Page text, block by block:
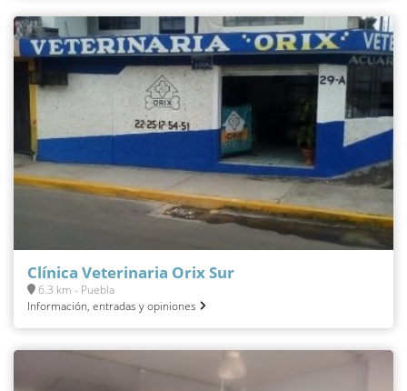
Clínica Veterinaria Orix Sur
6.3 km - Puebla
Información, entradas y opiniones